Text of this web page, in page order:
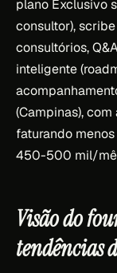
plano Exclusivo
consultor),
consultórios,
inteligente
(Campinas),
faturando
450-500 mil/
Visão do
tendências